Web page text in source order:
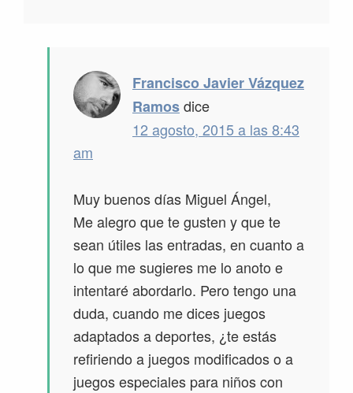
Francisco Javier Vázquez
Ramosdice
12 agosto, 2015 a las 8:43
am
Muy buenos días Miguel Ángel,
Me alegro que te gusten y que te
sean útiles las entradas, en cuanto a
lo que me sugieres me lo anoto e
intentaré abordarlo. Pero tengo una
duda, cuando me dices juegos
adaptados a deportes, ¿te estás
refiriendo a juegos modificados o a
juegos especiales para niños con